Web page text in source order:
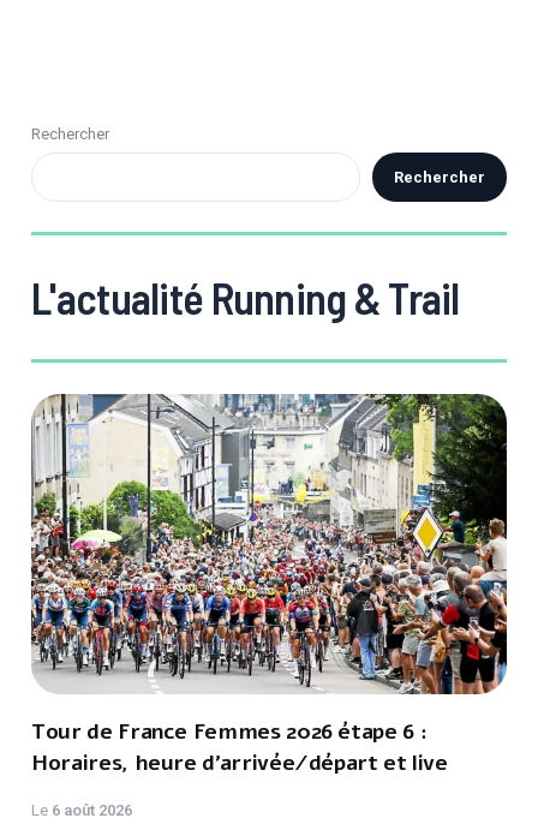
Rechercher
Rechercher
L'actualité Running & Trail
Tour de France Femmes 2026 étape 6 :
Horaires, heure d'arrivée/départ et live
Le 6 août 2026